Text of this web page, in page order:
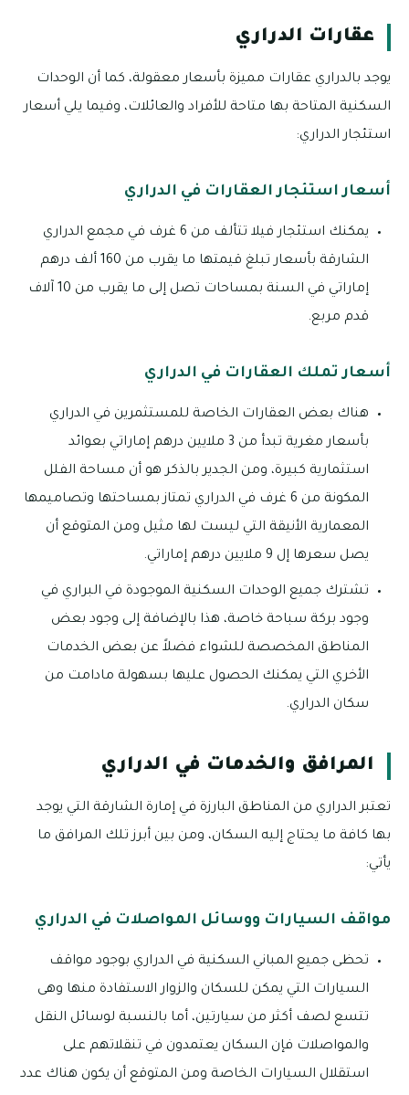
عقارات الدراري
يوجد بالدراري عقارات مميزة بأسعار معقولة، كما أن الوحدات
السكنية المتاحة بها متاحة للأفراد والعائلات، وفيما يلي أسعار
استئجار الدراري:
أسعار استئجار العقارات في الدراري
يمكنك استئجار فيلا تتألف من 6 غرف في مجمع الدراري
الشارقة بأسعار تبلغ قيمتها ما يقرب من 160 ألف درهم
إماراتي في السنة بمساحات تصل إلى ما يقرب من 10 آلاف
قدم مربع.
أسعار تملك العقارات في الدراري
هناك بعض العقارات الخاصة للمستثمرين في الدراري
بأسعار مغرية تبدأ من 3 ملايين درهم إماراتي بعوائد
استثمارية كبيرة، ومن الجدير بالذكر هو أن مساحة الفلل
المكونة من 6 غرف في الدراري تمتاز بمساحتها وتصاميمها
المعمارية الأنيقة التي ليست لها مثيل ومن المتوقع أن
يصل سعرها إل 9 ملايين درهم إماراتي.
تشترك جميع الوحدات السكنية الموجودة في البراري في
وجود بركة سباحة خاصة، هذا بالإضافة إلى وجود بعض
المناطق المخصصة للشواء فضلاً عن بعض الخدمات
الأخري التي يمكنك الحصول عليها بسهولة مادامت من
سكان الدراري.
المرافق والخدمات في الدراري
تعتبر الدراري من المناطق البارزة في إمارة الشارقة التي يوجد
بها كافة ما يحتاج إليه السكان، ومن بين أبرز تلك المرافق ما
يأتي:
مواقف السيارات ووسائل المواصلات في الدراري
تحظى جميع المباني السكنية في الدراري بوجود مواقف
السيارات التي يمكن للسكان والزوار الاستفادة منها وهى
تتسع لصف أكثر من سيارتين، أما بالنسبة لوسائل النقل
والمواصلات فإن السكان يعتمدون في تنقلاتهم على
استقلال السيارات الخاصة ومن المتوقع أن يكون هناك عدد